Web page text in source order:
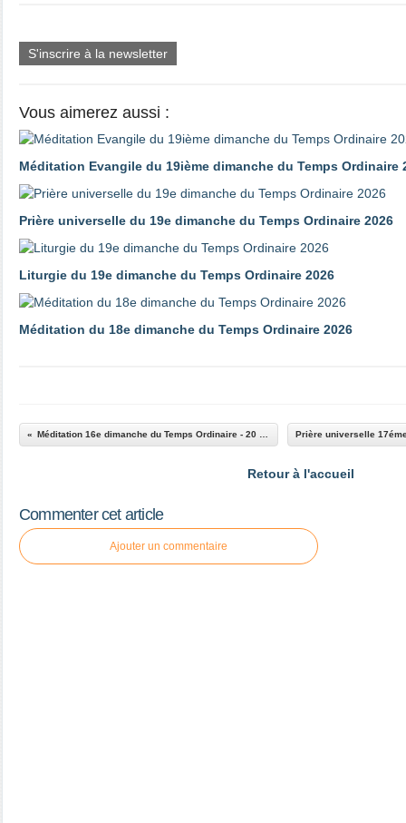
S'inscrire à la newsletter
Vous aimerez aussi :
Méditation Evangile du 19ième dimanche du Temps Ordinaire
Prière universelle du 19e dimanche du Temps Ordinaire 2026
Liturgie du 19e dimanche du Temps Ordinaire 2026
Méditation du 18e dimanche du Temps Ordinaire 2026
Retour à l'accueil
Commenter cet article
Ajouter un commentaire